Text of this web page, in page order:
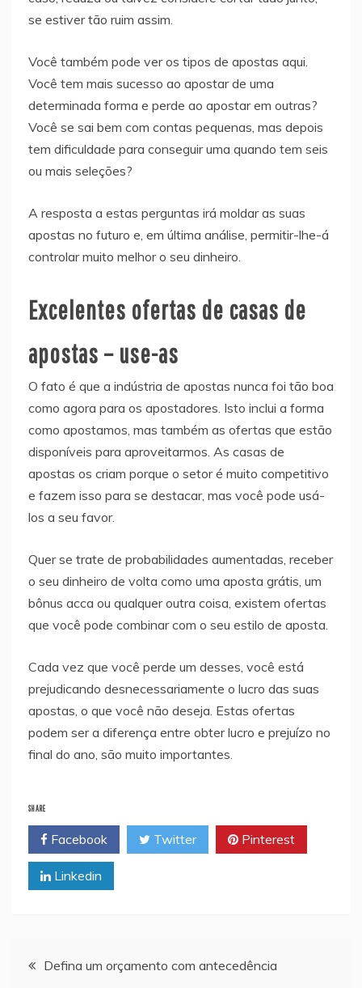
se estiver tão ruim assim.
Você também pode ver os tipos de apostas aqui.
Você tem mais sucesso ao apostar de uma
determinada forma e perde ao apostar em outras?
Você se sai bem com contas pequenas, mas depois
tem dificuldade para conseguir uma quando tem seis
ou mais seleções?
A resposta a estas perguntas irá moldar as suas
apostas no futuro e, em última análise, permitir-lhe-á
controlar muito melhor o seu dinheiro.
Excelentes ofertas de casas de
apostas – use-as
O fato é que a indústria de apostas nunca foi tão boa
como agora para os apostadores. Isto inclui a forma
como apostamos, mas também as ofertas que estão
disponíveis para aproveitarmos. As casas de
apostas os criam porque o setor é muito competitivo
e fazem isso para se destacar, mas você pode usá-
los a seu favor.
Quer se trate de probabilidades aumentadas, receber
o seu dinheiro de volta como uma aposta grátis, um
bônus acca ou qualquer outra coisa, existem ofertas
que você pode combinar com o seu estilo de aposta.
Cada vez que você perde um desses, você está
prejudicando desnecessariamente o lucro das suas
apostas, o que você não deseja. Estas ofertas
podem ser a diferença entre obter lucro e prejuízo no
final do ano, são muito importantes.
SHARE
Facebook Twitter Pinterest
Linkedin
Navegação
Defina um orçamento com antecedência